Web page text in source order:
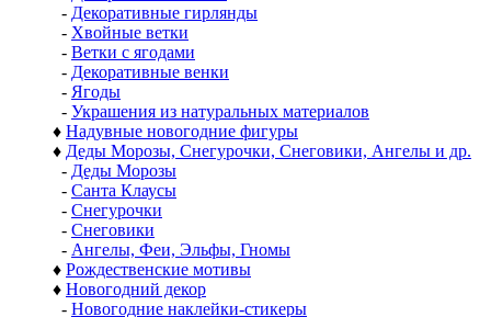
- Декоративные гирлянды
- Хвойные ветки
- Ветки с ягодами
- Декоративные венки
- Ягоды
- Украшения из натуральных материалов
♦ Надувные новогодние фигуры
♦ Деды Морозы, Снегурочки, Снеговики, Ангелы и др.
- Деды Морозы
- Санта Клаусы
- Снегурочки
- Снеговики
- Ангелы, Феи, Эльфы, Гномы
♦ Рождественские мотивы
♦ Новогодний декор
- Новогодние наклейки-стикеры